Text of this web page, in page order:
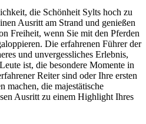
die Schönheit Sylts hoch zu
Ausritt am Strand und genießen
Freiheit, wenn Sie mit den Pferden
Die erfahrenen Führer der
und unvergessliches Erlebnis,
ist, die besondere Momente in
Reiter sind oder Ihre ersten
machen, die majestätische
Ausritt zu einem Highlight Ihres